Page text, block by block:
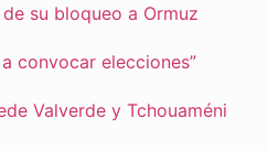
su bloqueo a Ormuz
convocar elecciones”
Valverde y Tchouaméni